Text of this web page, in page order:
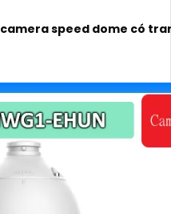
camera speed dome có